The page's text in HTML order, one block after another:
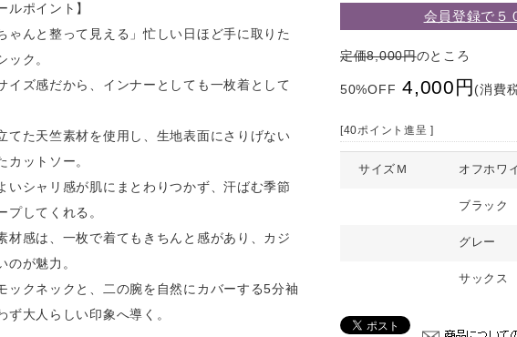
ルポイント】
ゃんと整って見える」忙しい日ほど手に取りた
ック。
イズ感だから、インナーとしても一枚着として
てた天竺素材を使用し、生地表面にさりげない
カットソー。
いシャリ感が肌にまとわりつかず、汗ばむ季節
プしてくれる。
材感は、一枚で着てもきちんと感があり、カジ
のが魅力。
ックネックと、二の腕を自然にカバーする5分袖
ず大人らしい印象へ導く。
会員登録で５
定価8,000円のところ
50%OFF 4,000円(消費
[40ポイント進呈 ]
サイズＭ オフホワ
ブラック
グレー
サックス